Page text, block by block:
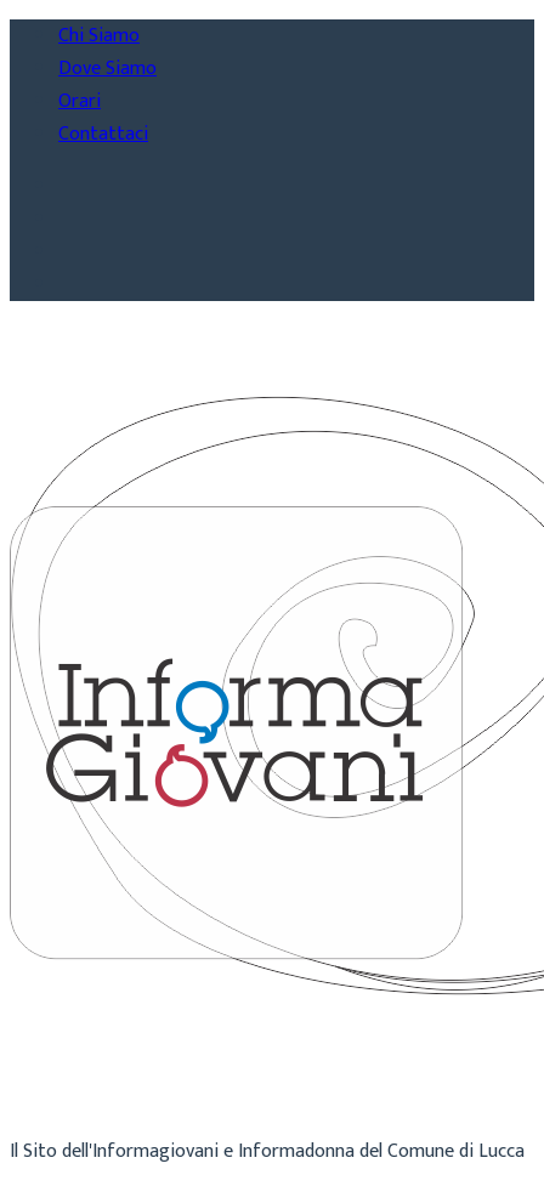
Chi Siamo
Dove Siamo
Orari
Contattaci
Il Sito dell'Informagiovani e Informadonna del Comune di Lucca